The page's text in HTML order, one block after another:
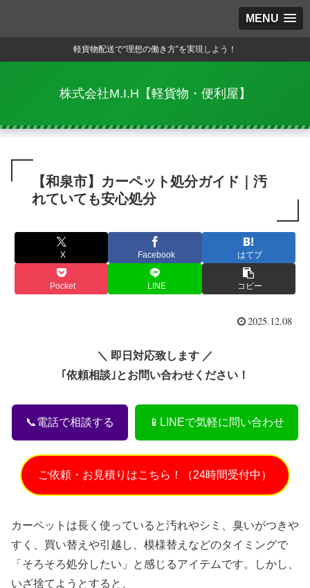
MENU
軽貨物配送で“理想の働き方”を実現しよう！
株式会社M.I.H【軽貨物・便利屋】
【和泉市】カーペット処分ガイド｜汚
れていても安心処分
X Facebook はてブ
Pocket LINE コピー
2025.12.08
＼ 即日対応致します ／
｢依頼相談｣とお問い合わせください！
📞電話で相談する 📱LINEで気軽に問い合わせ
ご依頼・お見積りはこちら！（24時間受付中）
カーペットは長く使っていると汚れやシミ、臭いがつきや
すく、買い替えや引越し、模様替えなどのタイミングで
「そろそろ処分したい」と感じるアイテムです。しかし、
いざ捨てようとすると、